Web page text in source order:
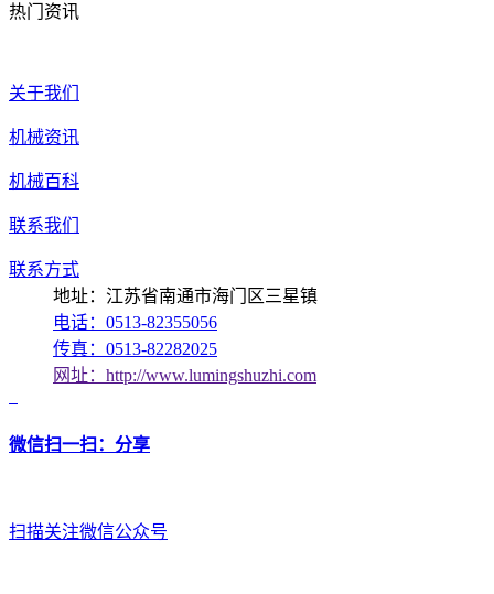
热门资讯
关于我们
机械资讯
机械百科
联系我们
联系方式
地址：江苏省南通市海门区三星镇
电话：0513-82355056
传真：0513-82282025
网址：http://www.lumingshuzhi.com
微信扫一扫：分享
扫描关注微信公众号